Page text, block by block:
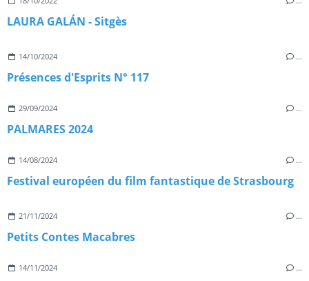
LAURA GALÁN - Sitgès
14/10/2024 …
Présences d'Esprits N° 117
29/09/2024 …
PALMARES 2024
14/08/2024 …
Festival européen du film fantastique de Strasbourg
21/11/2024 …
Petits Contes Macabres
14/11/2024 …